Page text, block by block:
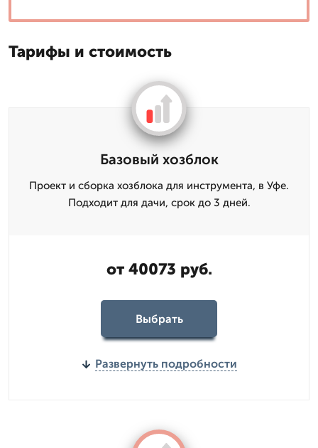
Тарифы и стоимость
Базовый хозблок
Проект и сборка хозблока для инструмента, в Уфе.
Подходит для дачи, срок до 3 дней.
от 40073 руб.
Выбрать
Развернуть подробности